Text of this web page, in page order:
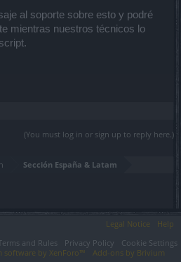
al soporte sobre esto y podré
mientras nuestros técnicos lo
(You must log in or sign up to reply here.)
Sección España & Latam
Legal Notice
Help
and Rules
Privacy Policy
Cookie Settings
software by XenForo™ Add-ons by Brivium